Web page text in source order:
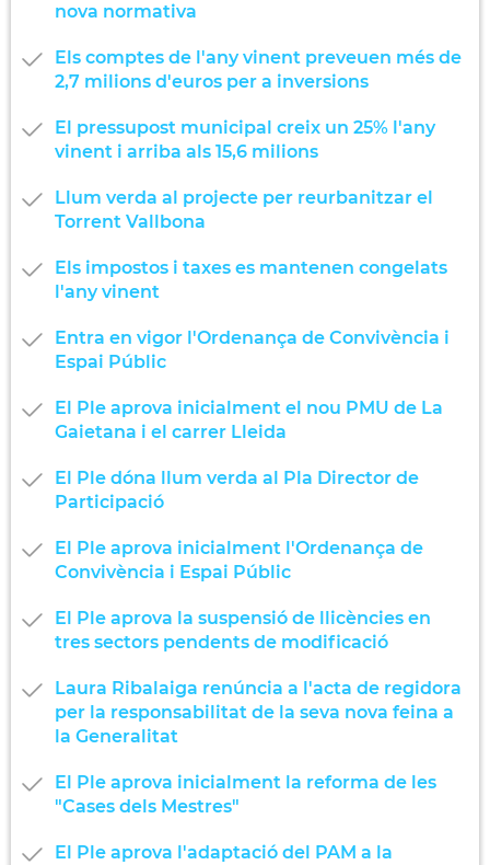
nova normativa
Els comptes de l'any vinent preveuen més de
2,7 milions d'euros per a inversions
El pressupost municipal creix un 25% l'any
vinent i arriba als 15,6 milions
Llum verda al projecte per reurbanitzar el
Torrent Vallbona
Els impostos i taxes es mantenen congelats
l'any vinent
Entra en vigor l'Ordenança de Convivència i
Espai Públic
El Ple aprova inicialment el nou PMU de La
Gaietana i el carrer Lleida
El Ple dóna llum verda al Pla Director de
Participació
El Ple aprova inicialment l'Ordenança de
Convivència i Espai Públic
El Ple aprova la suspensió de llicències en
tres sectors pendents de modificació
Laura Ribalaiga renúncia a l'acta de regidora
per la responsabilitat de la seva nova feina a
la Generalitat
El Ple aprova inicialment la reforma de les
"Cases dels Mestres"
El Ple aprova l'adaptació del PAM a la